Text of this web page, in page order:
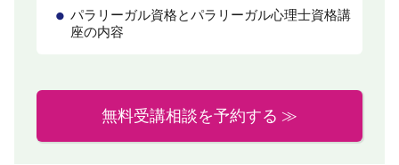
パラリーガル資格とパラリーガル心理士資格講
座の内容
無料受講相談を予約する ≫